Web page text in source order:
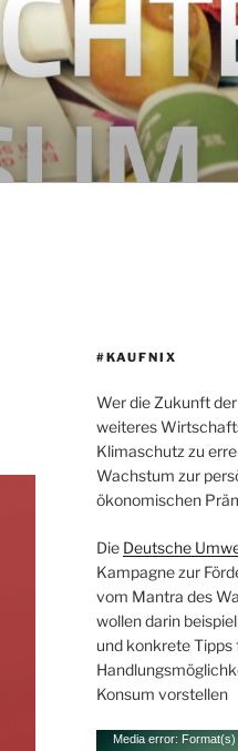
#KAUFNIX
Wer die Zukunft
weiteres
Klimaschutz zu
Wachstum zur
ökonomischen
Die Deutsche
Kampagne zur
vom Mantra des
wollen darin
und konkrete Tipps
Konsum vorstellen
Video-
Media error: